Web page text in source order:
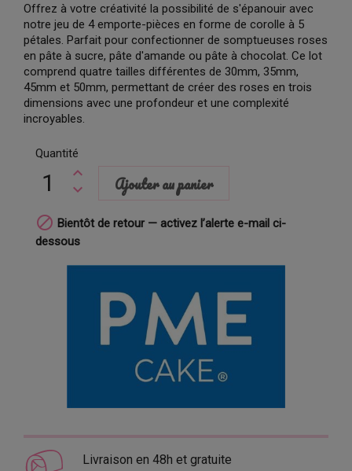
Offrez à votre créativité la possibilité de s'épanouir avec
notre jeu de 4 emporte-pièces en forme de corolle à 5
pétales. Parfait pour confectionner de somptueuses roses
en pâte à sucre, pâte d'amande ou pâte à chocolat. Ce lot
comprend quatre tailles différentes de 30mm, 35mm,
45mm et 50mm, permettant de créer des roses en trois
dimensions avec une profondeur et une complexité
incroyables.
Quantité
Ajouter au panier
 Bientôt de retour — activez l’alerte e-mail ci-
dessous
Livraison en 48h et gratuite